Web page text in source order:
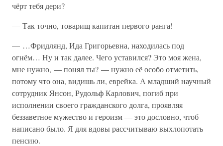
чёрт тебя дери?
— Так точно, товарищ капитан первого ранга!
— …Фридлянд, Ида Григорьевна, находилась под
огнём… Ну и так далее. Чего уставился? Это моя жена,
мне нужно, — понял ты? — нужно её особо отметить,
потому что она, видишь ли, еврейка. А младший научный
сотрудник Янсон, Рудольф Карлович, погиб при
исполнении своего гражданского долга, проявляя
беззаветное мужество и героизм — это дословно, чтоб
написано было. Я для вдовы рассчитываю выхлопотать
пенсию.